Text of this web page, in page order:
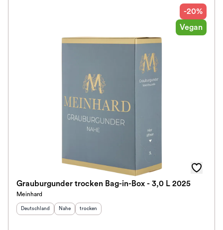
-20%
Vegan
Grauburgunder trocken Bag-in-Box - 3,0 L 2025
Meinhard
Herkunftsland
Deutschland Herkunftsregion:
Nahe Geschmack
trocken